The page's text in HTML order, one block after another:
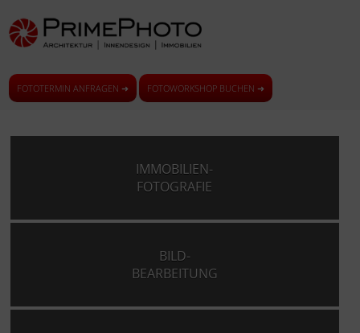
FOTOTERMIN ANFRAGEN ➜ FOTOWORKSHOP BUCHEN ➜
IMMOBILIEN-
FOTOGRAFIE
BILD-
BEARBEITUNG